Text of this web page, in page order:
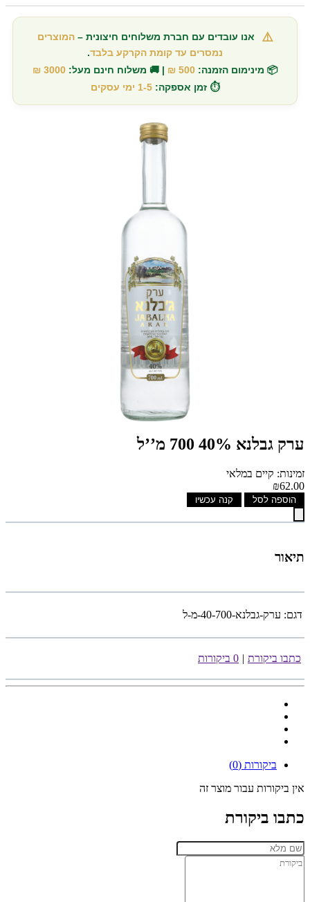
⚠️ אנו עובדים עם חברת משלוחים חיצונית –המוצרים
נמסרים עד קומת הקרקע בלבד.
📦 מינימום הזמנה: 500 ₪ | 🚚 משלוח חינם מעל: 3000 ₪
⏱️ זמן אספקה: 1-5 ימי עסקים
ערק גבלנא 40% 700 מ’’ל
זמינות: קיים במלאי
₪62.00
הוספה לסל קנה עכשיו
תיאור
דגם: ערק-גבלנא-40-700-מ-ל
כתבו ביקורת | 0 ביקורות
ביקורות (0)
אין ביקורות עבור מוצר זה
כתבו ביקורת